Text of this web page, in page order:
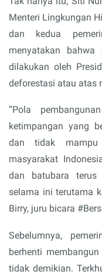
Menteri Lingkungan
dan kedua
menyatakan bahwa
dilakukan oleh
deforestasi atau atas
“Pola
ketimpangan yang
dan tidak mampu
masyarakat
dan batubara terus
selama ini terutama
Birry, juru bicara
Sebelumnya,
berhenti
tidak demikian.